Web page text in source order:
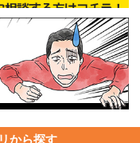
から探す